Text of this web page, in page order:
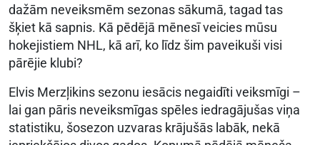
dažām neveiksmēm sezonas sākumā, tagad tas
šķiet kā sapnis. Kā pēdējā mēnesī veicies mūsu
hokejistiem NHL, kā arī, ko līdz šim paveikuši visi
pārējie klubi?
Elvis Merzļikins sezonu iesācis negaidīti veiksmīgi –
lai gan pāris neveiksmīgas spēles iedragājušas viņa
statistiku, šosezon uzvaras krājušās labāk, nekā